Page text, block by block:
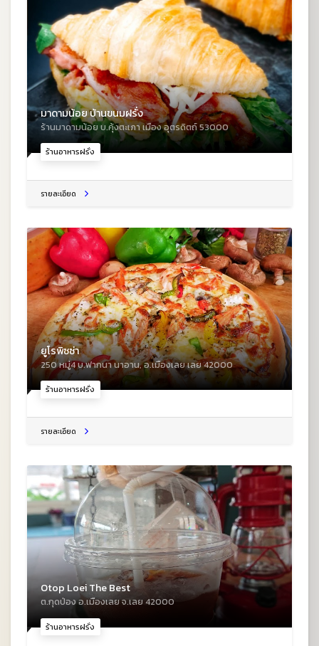
ร้านอาหารฝรั่ง
มาดามน้อย บ้านขนมฝรั่ง
ร้านมาดามน้อย บ.คุ้งตะเภา เมือง อุตรดิตถ์ 53000
รายละเอียด
ร้านอาหารฝรั่ง
ยูโรพิซซ่า
250​ หมู่4​ บ.ฟากนา นาอาน, อ.เมืองเลย เลย 42000
รายละเอียด
ร้านอาหารฝรั่ง
Otop Loei The Best
ต.กุดป่อง อ.เมืองเลย จ.เลย 42000